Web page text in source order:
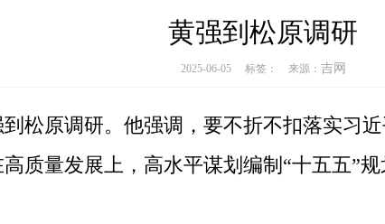
黄强到松原调研
2025-06-05 标签： 来源： 吉网
原调研。他强调，要不折不扣落实习
质量发展上，高水平谋划编制“十五五”